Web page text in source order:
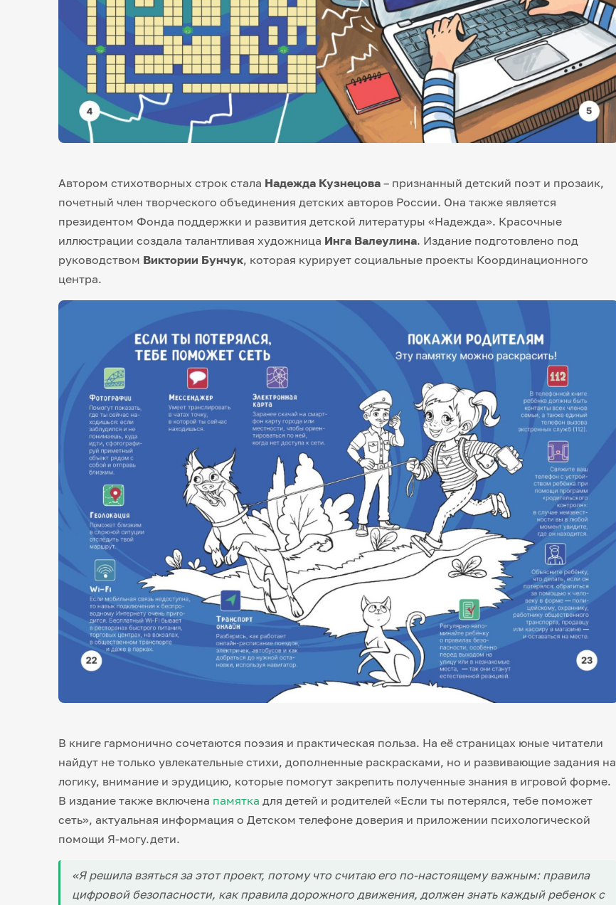
Автором стихотворных строк стала Надежда Кузнецова – признанный детский поэт и прозаик,
почетный член творческого объединения детских авторов России. Она также является
президентом Фонда поддержки и развития детской литературы «Надежда». Красочные
иллюстрации создала талантливая художница Инга Валеулина. Издание подготовлено под
руководством Виктории Бунчук, которая курирует социальные проекты Координационного
центра.
В книге гармонично сочетаются поэзия и практическая польза. На её страницах юные читатели
найдут не только увлекательные стихи, дополненные раскрасками, но и развивающие задания на
логику, внимание и эрудицию, которые помогут закрепить полученные знания в игровой форме.
В издание также включена памятка для детей и родителей «Если ты потерялся, тебе поможет
сеть», актуальная информация о Детском телефоне доверия и приложении психологической
помощи Я-могу.дети.
«Я решила взяться за этот проект, потому что считаю его по-настоящему важным: правила
цифровой безопасности, как правила дорожного движения, должен знать каждый ребенок с